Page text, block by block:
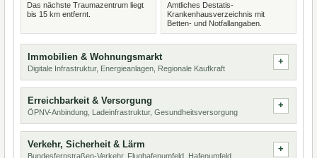
Das nächste Traumazentrum liegt
bis 15 km entfernt.
Amtliches Destatis-
Krankenhausverzeichnis mit
Betten- und Notfallangaben.
Immobilien & Wohnungsmarkt
Digitale Infrastruktur, Energieanlagen, Regionale Kaufkraft
Erreichbarkeit & Versorgung
ÖPNV-Anbindung, Ladeinfrastruktur, Gesundheitsversorgung
Verkehr, Sicherheit & Lärm
Bundesfernstraßen-Verkehr, Flughafenumfeld, Hafenumfeld